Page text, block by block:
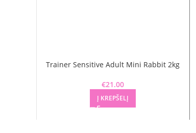
Trainer Sensitive Adult Mini Rabbit 2kg
€21.00
Į KREPŠELĮ